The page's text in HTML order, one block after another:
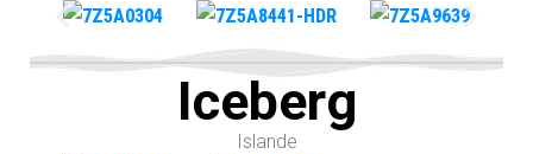
Iceberg
Islande